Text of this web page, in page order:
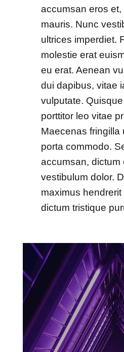
accumsan eros et,
mauris. Nunc
ultrices imperdiet.
molestie erat
eu erat. Aenean
dui dapibus, vitae
vulputate.
porttitor leo vitae
Maecenas fringilla
porta commodo.
accumsan, dictum
vestibulum dolor.
maximus hendrerit
dictum tristique